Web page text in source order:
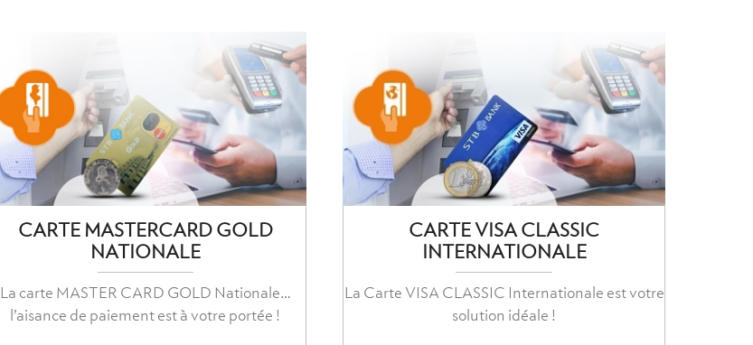
CARTE MASTERCARD GOLD
NATIONALE
La carte MASTER CARD GOLD Nationale…
l’aisance de paiement est à votre portée !
CARTE VISA CLASSIC
INTERNATIONALE
La Carte VISA CLASSIC Internationale est votre
solution idéale !